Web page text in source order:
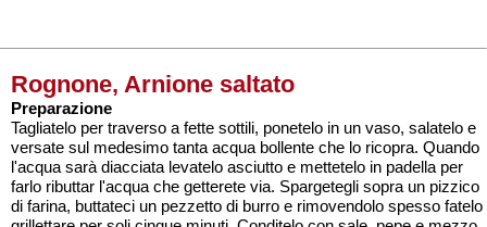
Rognone, Arnione saltato
Preparazione
Tagliatelo per traverso a fette sottili, ponetelo in un vaso, salatelo e
versate sul medesimo tanta acqua bollente che lo ricopra. Quando
l'acqua sarà diacciata levatelo asciutto e mettetelo in padella per
farlo ributtar l'acqua che getterete via. Spargetegli sopra un pizzico
di farina, buttateci un pezzetto di burro e rimovendolo spesso fatelo